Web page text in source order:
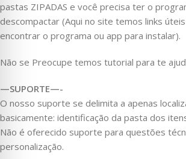
pastas ZIPADAS e você precisa ter o
descompactar (Aqui no site temos links
encontrar o programa ou app para instalar).
Não se Preocupe temos tutorial para te
—SUPORTE—-
O nosso suporte se delimita a apenas
basicamente: identificação da pasta dos
Não é oferecido suporte para questões
personalização.